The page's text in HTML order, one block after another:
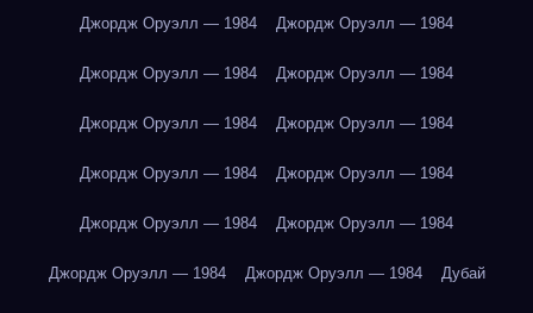
Джордж Оруэлл — 1984 Джордж Оруэлл — 1984
Джордж Оруэлл — 1984 Джордж Оруэлл — 1984
Джордж Оруэлл — 1984 Джордж Оруэлл — 1984
Джордж Оруэлл — 1984 Джордж Оруэлл — 1984
Джордж Оруэлл — 1984 Джордж Оруэлл — 1984
Джордж Оруэлл — 1984 Джордж Оруэлл — 1984 Дубай